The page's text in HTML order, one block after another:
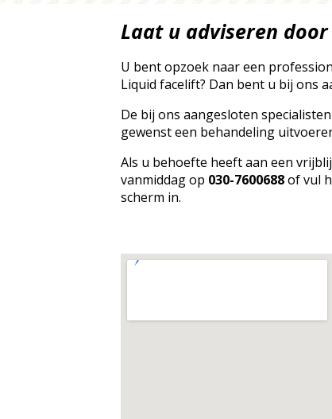
Laat u adviseren
U bent opzoek naar een
Liquid facelift? Dan bent u bij ons
De bij ons aangesloten
gewenst een behandeling
Als u behoefte heeft aan een
vanmiddag op 030-7600688of vul
scherm in.